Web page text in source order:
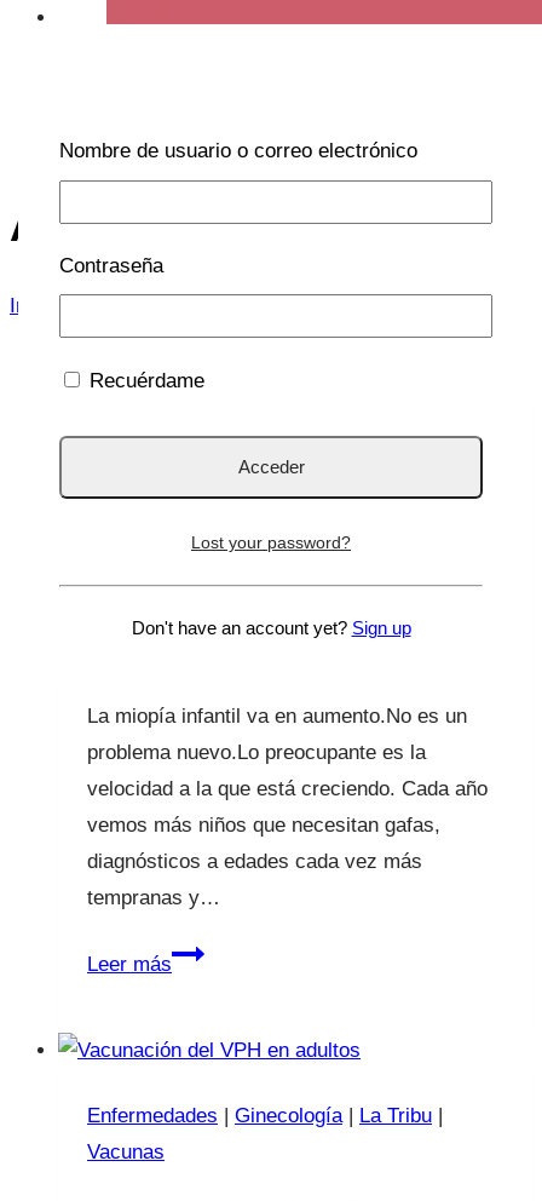
Adultos
Inicio
Miopía infantil
Lucía Galán Bertrand 19 Feb 2026
La miopía infantil va en aumento.No es un
problema nuevo.Lo preocupante es la
velocidad a la que está creciendo. Cada año
vemos más niños que necesitan gafas,
diagnósticos a edades cada vez más
tempranas y…
Leer másMiopía
Enfermedades | Ginecología | La Tribu |
Vacunas
Nombre de usuario o correo electrónico
Contraseña
Recuérdame
Lost your password?
Don't have an account yet? Sign up